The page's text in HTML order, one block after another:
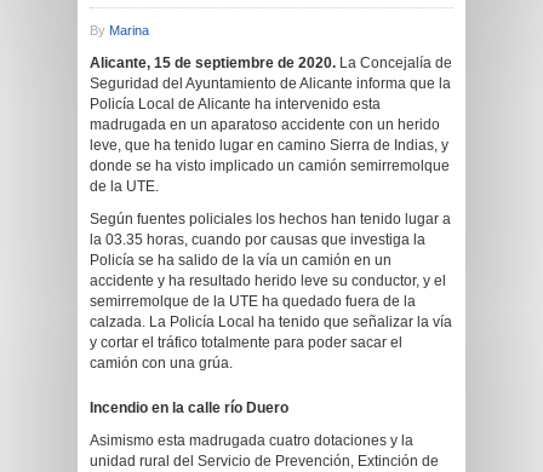
By Marina
Alicante, 15 de septiembre de 2020. La Concejalía de
Seguridad del Ayuntamiento de Alicante informa que la
Policía Local de Alicante ha intervenido esta
madrugada en un aparatoso accidente con un herido
leve, que ha tenido lugar en camino Sierra de Indias, y
donde se ha visto implicado un camión semirremolque
de la UTE.
Según fuentes policiales los hechos han tenido lugar a
la 03.35 horas, cuando por causas que investiga la
Policía se ha salido de la vía un camión en un
accidente y ha resultado herido leve su conductor, y el
semirremolque de la UTE ha quedado fuera de la
calzada. La Policía Local ha tenido que señalizar la vía
y cortar el tráfico totalmente para poder sacar el
camión con una grúa.
Incendio en la calle río Duero
Asimismo esta madrugada cuatro dotaciones y la
unidad rural del Servicio de Prevención, Extinción de